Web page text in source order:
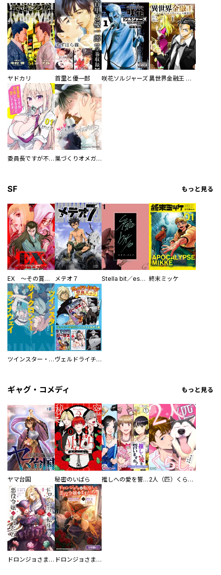
ヤドカリ 首里と優一郎 咲花ソルジャーズ 異世界金融王 ～クローネ・ゴルディオンの覇道～
委員長ですが不良になるほど恋してます！ 巣づくりオメガバース
SF もっと見る
EX ～その賞金稼ぎは、世界の出口を探す～【単行本版】 メテオ７ Stella bit／es【単話版】 終末ミッケ
ツインスター・サイクロン・ランナウェイ ヴェルドライチオシ聖典パック 『転スラ』ミニ画集付き シリウス人気作３選
ギャグ・コメディ もっと見る
ヤマ台国 秘密のいばら 推しへの愛を誓いますか？～アラサー女子、推しは逃げぬが人生逃げる～ 2人（匹）くらし。
ドロンジョさまは転生しても悪役令嬢のままだった ドロンジョさまは転生しても悪役令嬢のままだった【分冊版】